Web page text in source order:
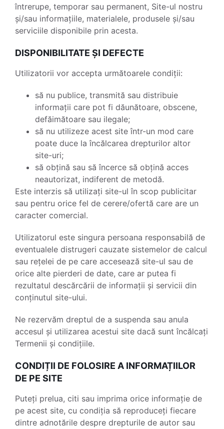
întrerupe, temporar sau permanent, Site-ul nostru
și/sau informațiile, materialele, produsele și/sau
serviciile disponibile prin acesta.
DISPONIBILITATE ȘI DEFECTE
Utilizatorii vor accepta următoarele condiții:
să nu publice, transmită sau distribuie
informații care pot fi dăunătoare, obscene,
defăimătoare sau ilegale;
să nu utilizeze acest site într-un mod care
poate duce la încălcarea drepturilor altor
site-uri;
să obțină sau să încerce să obțină acces
neautorizat, indiferent de metodă.
Este interzis să utilizați site-ul în scop publicitar
sau pentru orice fel de cerere/ofertă care are un
caracter comercial.
Utilizatorul este singura persoana responsabilă de
eventualele distrugeri cauzate sistemelor de calcul
sau rețelei de pe care accesează site-ul sau de
orice alte pierderi de date, care ar putea fi
rezultatul descărcării de informații și servicii din
conținutul site-ului.
Ne rezervăm dreptul de a suspenda sau anula
accesul și utilizarea acestui site dacă sunt încălcați
Termenii și condițiile.
CONDIȚII DE FOLOSIRE A INFORMAȚIILOR
DE PE SITE
Puteți prelua, citi sau imprima orice informație de
pe acest site, cu condiția să reproduceți fiecare
dintre adnotările despre drepturile de autor sau